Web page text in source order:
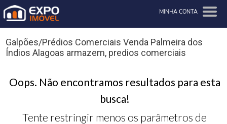
MINHA CONTA
Galpões/Prédios Comerciais Venda Palmeira dos
Índios Alagoas armazem, predios comerciais
Oops. Não encontramos resultados para esta
busca!
Tente restringir menos os parâmetros de